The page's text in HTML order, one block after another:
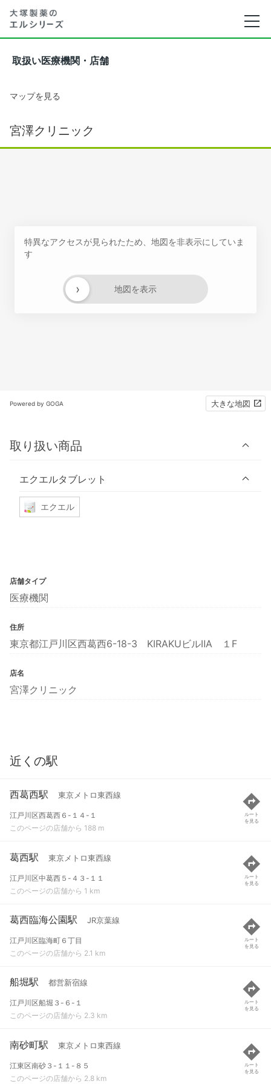
取扱い医療機関・店舗
マップを見る
宮澤クリニック
特異なアクセスが見られたため、地図を非表示にしていま
す
地図を表示
›
Powered by GOGA 大きな地図
取り扱い商品
エクエルタブレット
エクエル
店舗タイプ
医療機関
住所
東京都江戸川区西葛西6-18-3 KIRAKUビルⅡA １F
店名
宮澤クリニック
近くの駅
西葛西駅 東京メトロ東西線
江戸川区西葛西６-１４-１
このページの店舗から 188 m
ルート
を見る
葛西駅 東京メトロ東西線
江戸川区中葛西５-４３-１１
このページの店舗から 1 km
ルート
を見る
葛西臨海公園駅 JR京葉線
江戸川区臨海町６丁目
このページの店舗から 2.1 km
ルート
を見る
船堀駅 都営新宿線
江戸川区船堀３-６-１
このページの店舗から 2.3 km
ルート
を見る
南砂町駅 東京メトロ東西線
江東区南砂３-１１-８５
このページの店舗から 2.8 km
ルート
を見る